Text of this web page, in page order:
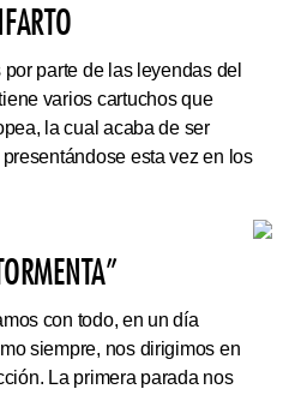
parte de las leyendas del
varios cartuchos que
la cual acaba de ser
esta vez en los
con todo, en un día
siempre, nos dirigimos en
La primera parada nos